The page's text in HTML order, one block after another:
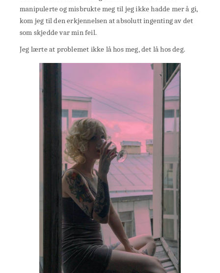
manipulerte og misbrukte meg til jeg ikke hadde mer å gi,
kom jeg til den erkjennelsen at absolutt ingenting av det
som skjedde var min feil.
Jeg lærte at problemet ikke lå hos meg, det lå hos deg.